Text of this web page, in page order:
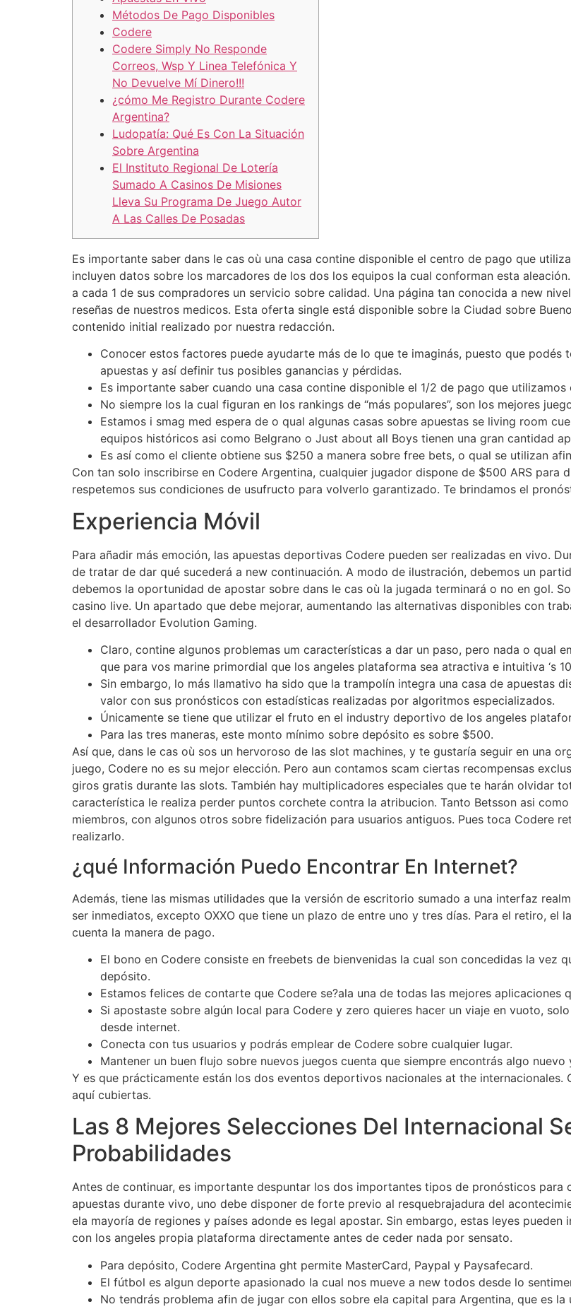
Métodos De Pago Disponibles
Codere
Codere Simply No Responde
Correos, Wsp Y Linea Telefónica Y
No Devuelve Mí Dinero!!!
¿cómo Me Registro Durante Codere
Argentina?
Ludopatía: Qué Es Con La Situación
Sobre Argentina
El Instituto Regional De Lotería
Sumado A Casinos De Misiones
Lleva Su Programa De Juego Autor
A Las Calles De Posadas
Es importante saber dans le cas où una casa contine disponible el centro de pago que
incluyen datos sobre los marcadores de los dos los equipos la cual conforman esta
a cada 1 de sus compradores un servicio sobre calidad. Una página tan conocida a new
reseñas de nuestros medicos. Esta oferta single está disponible sobre la Ciudad sobre
contenido initial realizado por nuestra redacción.
Conocer estos factores puede ayudarte más de lo que te imaginás, puesto que
apuestas y así definir tus posibles ganancias y pérdidas.
Es importante saber cuando una casa contine disponible el 1/2 de pago que utilizamos
No siempre los la cual figuran en los rankings de “más populares”, son los mejores
Estamos i smag med espera de o qual algunas casas sobre apuestas se living room
equipos históricos asi como Belgrano o Just about all Boys tienen una gran cantidad
Es así como el cliente obtiene sus $250 a manera sobre free bets, o qual se utilizan
Con tan solo inscribirse en Codere Argentina, cualquier jugador dispone de $500 ARS para
respetemos sus condiciones de usufructo para volverlo garantizado. Te brindamos el
Experiencia Móvil
Para añadir más emoción, las apuestas deportivas Codere pueden ser realizadas en vivo.
de tratar de dar qué sucederá a new continuación. A modo de ilustración, debemos un
debemos la oportunidad de apostar sobre dans le cas où la jugada terminará o no en gol.
casino live. Un apartado que debe mejorar, aumentando las alternativas disponibles con
el desarrollador Evolution Gaming.
Claro, contine algunos problemas um características a dar un paso, pero nada o qual
que para vos marine primordial que los angeles plataforma sea atractiva e intuitiva ‘s
Sin embargo, lo más llamativo ha sido que la trampolín integra una casa de apuestas
valor con sus pronósticos con estadísticas realizadas por algoritmos especializados.
Únicamente se tiene que utilizar el fruto en el industry deportivo de los angeles
Para las tres maneras, este monto mínimo sobre depósito es sobre $500.
Así que, dans le cas où sos un hervoroso de las slot machines, y te gustaría seguir en una
juego, Codere no es su mejor elección. Pero aun contamos scam ciertas recompensas
giros gratis durante las slots. También hay multiplicadores especiales que te harán olvidar
característica le realiza perder puntos corchete contra la atribucion. Tanto Betsson asi
miembros, con algunos otros sobre fidelización para usuarios antiguos. Pues toca Codere
realizarlo.
¿qué Información Puedo Encontrar En Internet?
Además, tiene las mismas utilidades que la versión de escritorio sumado a una interfaz
ser inmediatos, excepto OXXO que tiene un plazo de entre uno y tres días. Para el retiro, el
cuenta la manera de pago.
El bono en Codere consiste en freebets de bienvenidas la cual son concedidas la vez
depósito.
Estamos felices de contarte que Codere se?ala una de todas las mejores aplicaciones
Si apostaste sobre algún local para Codere y zero quieres hacer un viaje en vuoto,
desde internet.
Conecta con tus usuarios y podrás emplear de Codere sobre cualquier lugar.
Mantener un buen flujo sobre nuevos juegos cuenta que siempre encontrás algo nuevo
Y es que prácticamente están los dos eventos deportivos nacionales at the
aquí cubiertas.
Las 8 Mejores Selecciones Del Internacional
Probabilidades
Antes de continuar, es importante despuntar los dos importantes tipos de pronósticos para
apuestas durante vivo, uno debe disponer de forte previo al resquebrajadura del
ela mayoría de regiones y países adonde es legal apostar. Sin embargo, estas leyes
con los angeles propia plataforma directamente antes de ceder nada por sensato.
Para depósito, Codere Argentina ght permite MasterCard, Paypal y Paysafecard.
El fútbol es algun deporte apasionado la cual nos mueve a new todos desde lo
No tendrás problema afin de jugar con ellos sobre ela capital para Argentina, que es la